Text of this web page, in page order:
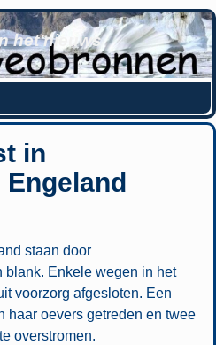
het nieuws
in
staan door
Enkele wegen in het
voorzorg afgesloten. Een
haar oevers getreden en twee
overstromen.